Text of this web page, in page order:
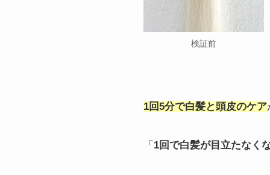
検証前
1回5分で白髪と頭皮のケア
「 1回で白髪が目立たなく